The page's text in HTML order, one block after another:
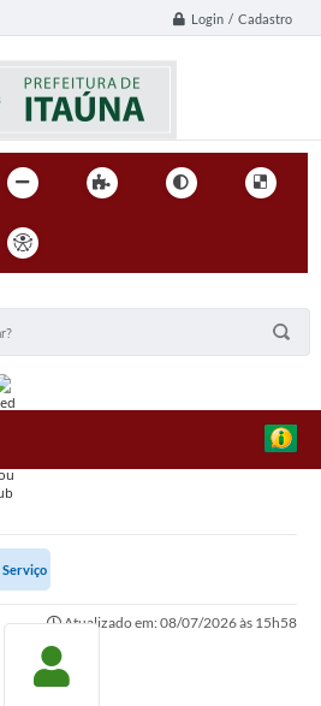
Login / Cadastro
Serviço
Atualizado em: 08/07/2026 às 15h58